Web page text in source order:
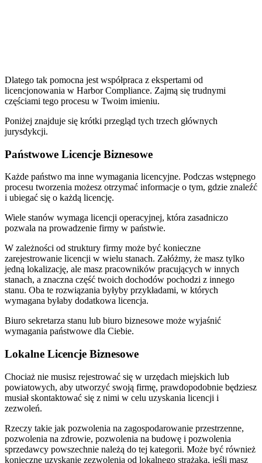
Dlatego tak pomocna jest współpraca z ekspertami od
licencjonowania w Harbor Compliance. Zajmą się trudnymi
częściami tego procesu w Twoim imieniu.
Poniżej znajduje się krótki przegląd tych trzech głównych
jurysdykcji.
Państwowe Licencje Biznesowe
Każde państwo ma inne wymagania licencyjne. Podczas wstępnego
procesu tworzenia możesz otrzymać informacje o tym, gdzie znaleźć
i ubiegać się o każdą licencję.
Wiele stanów wymaga licencji operacyjnej, która zasadniczo
pozwala na prowadzenie firmy w państwie.
W zależności od struktury firmy może być konieczne
zarejestrowanie licencji w wielu stanach. Załóżmy, że masz tylko
jedną lokalizację, ale masz pracowników pracujących w innych
stanach, a znaczna część twoich dochodów pochodzi z innego
stanu. Oba te rozwiązania byłyby przykładami, w których
wymagana byłaby dodatkowa licencja.
Biuro sekretarza stanu lub biuro biznesowe może wyjaśnić
wymagania państwowe dla Ciebie.
Lokalne Licencje Biznesowe
Chociaż nie musisz rejestrować się w urzędach miejskich lub
powiatowych, aby utworzyć swoją firmę, prawdopodobnie będziesz
musiał skontaktować się z nimi w celu uzyskania licencji i
zezwoleń.
Rzeczy takie jak pozwolenia na zagospodarowanie przestrzenne,
pozwolenia na zdrowie, pozwolenia na budowę i pozwolenia
sprzedawcy powszechnie należą do tej kategorii. Może być również
konieczne uzyskanie zezwolenia od lokalnego strażaka, jeśli masz